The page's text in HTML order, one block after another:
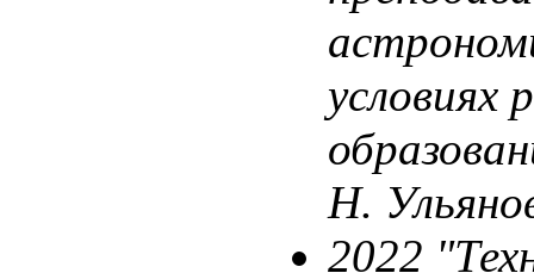
условиях
Н.
2022